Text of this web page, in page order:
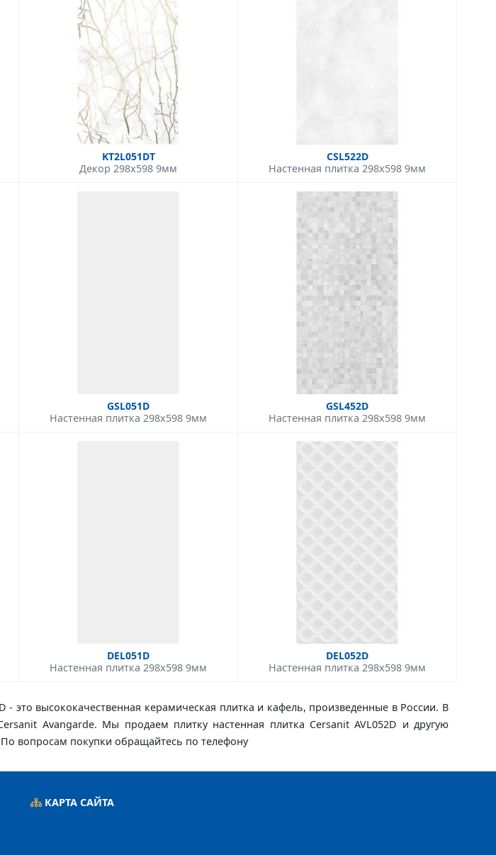
KT2L051DT
Декор 298x598 9мм
CSL522D
Настенная плитка 298x598 9мм
GSL051D
Настенная плитка 298x598 9мм
GSL452D
Настенная плитка 298x598 9мм
DEL051D
Настенная плитка 298x598 9мм
DEL052D
Настенная плитка 298x598 9мм
- это высококачественная керамическая плитка и кафель, произведенные в России. В
Avangarde. Мы продаем плитку настенная плитка Cersanit AVL052D и другую
вопросам покупки обращайтесь по телефону
КАРТА САЙТА